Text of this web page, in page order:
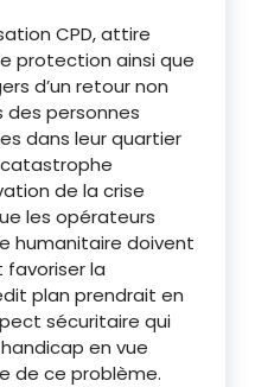
CPD, attire
protection ainsi que
d’un retour non
personnes
dans leur quartier
catastrophe
de la crise
les opérateurs
humanitaire doivent
favoriser la
plan prendrait en
sécuritaire qui
en vue
de ce problème.